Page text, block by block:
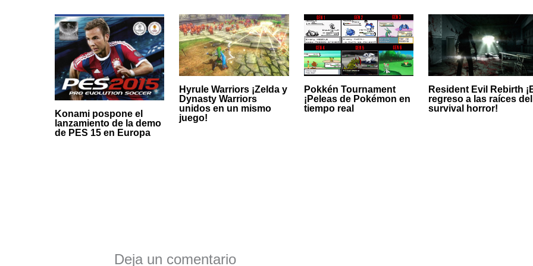
Konami pospone el
lanzamiento de la demo
de PES 15 en Europa
Hyrule Warriors ¡Zelda y
Dynasty Warriors
unidos en un mismo
juego!
Pokkén Tournament
¡Peleas de Pokémon en
tiempo real
Resident Evil Rebirth
regreso a las raíces del
survival horror!
Deja un comentario